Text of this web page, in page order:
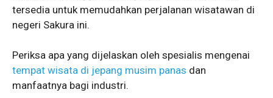
tersedia untuk memudahkan perjalanan wisatawan di
negeri Sakura ini.
Periksa apa yang dijelaskan oleh spesialis mengenai
tempat wisata di jepang musim panas dan
manfaatnya bagi industri.